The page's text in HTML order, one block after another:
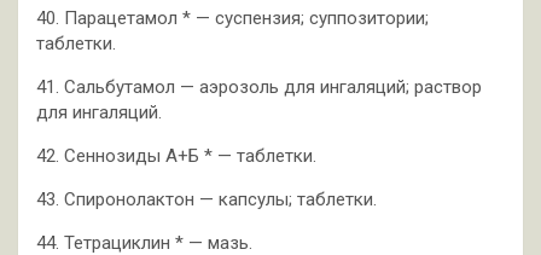
40. Парацетамол * — суспензия; суппозитории;
таблетки.
41. Сальбутамол — аэрозоль для ингаляций; раствор
для ингаляций.
42. Сеннозиды А+Б * — таблетки.
43. Спиронолактон — капсулы; таблетки.
44. Тетрациклин * — мазь.